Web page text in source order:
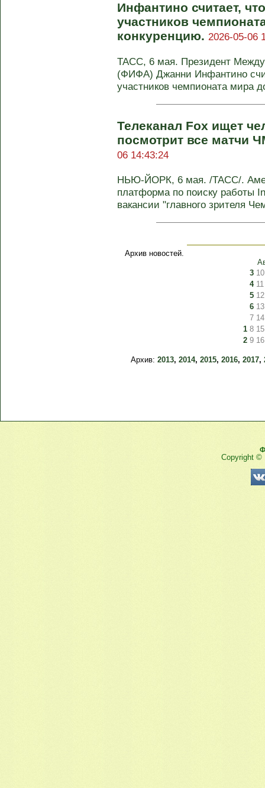
Инфантино считает,
участников
конкуренцию. 2026-05-06
ТАСС, 6 мая. Президент
(ФИФА) Джанни Инфантино
участников чемпионата мира
Телеканал Fox ищет
посмотрит все матчи
06 14:43:24
НЬЮ-ЙОРК, 6 мая. /ТАСС/.
платформа по поиску работы
вакансии "главного зрителя
Архив новостей.
3 10
4 11
5 12
6 13
7 14
1 8 15
2 9 16
Архив:2013,2014,2015,2016,2017,
Copyright ©